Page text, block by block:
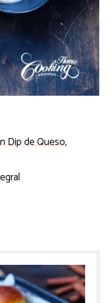
Dip de Queso,